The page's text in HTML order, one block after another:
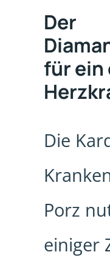
Der
für ein
Die
Porz
einiger